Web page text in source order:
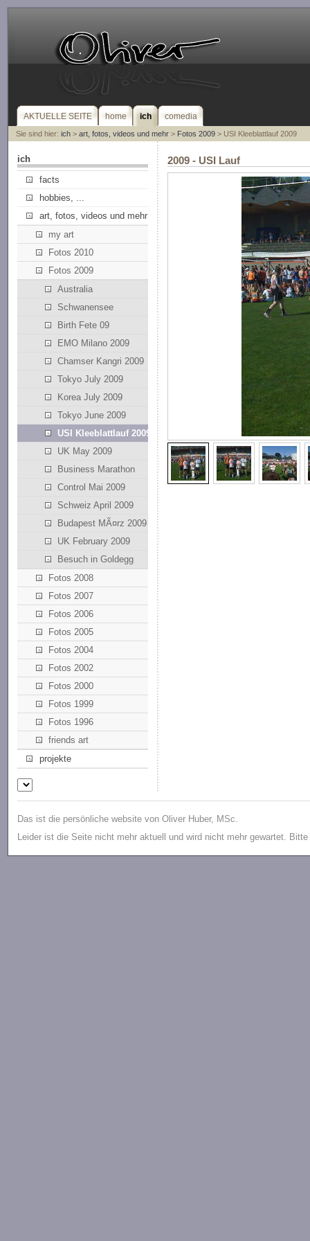
AKTUELLE SEITE home ich comedia
Sie sind hier: ich> art, fotos, videos und mehr> Fotos 2009> USI Kleeblattlauf 2009
ich
facts
hobbies, ...
art, fotos, videos und mehr
my art
Fotos 2010
Fotos 2009
Australia
Schwanensee
Birth Fete 09
EMO Milano 2009
Chamser Kangri 2009
Tokyo July 2009
Korea July 2009
Tokyo June 2009
USI Kleeblattlauf 2009
UK May 2009
Business Marathon
Control Mai 2009
Schweiz April 2009
Budapest MÃ¤rz 2009
UK February 2009
Besuch in Goldegg
Fotos 2008
Fotos 2007
Fotos 2006
Fotos 2005
Fotos 2004
Fotos 2002
Fotos 2000
Fotos 1999
Fotos 1996
friends art
projekte
2009 - USI Lauf
Das ist die persönliche website von Oliver Huber, MSc.
Leider ist die Seite nicht mehr aktuell und wird nicht mehr gewartet.